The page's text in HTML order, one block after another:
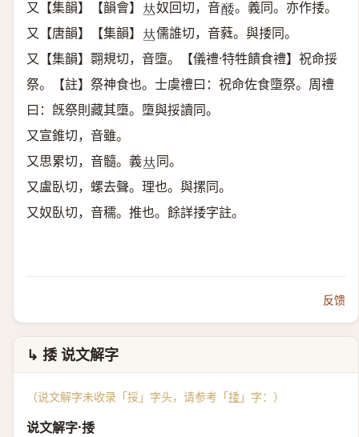
又【集韻】【韻會】 𠀤奴回切，音𨡌 。義同。亦作捼。
又【唐韻】【集韻】 𠀤儒誰切，音蕤。與捼同。
又【集韻】翾規切，音墮。【儀禮·特牲饋食禮】祝命挼
祭。【註】祭神食也。士虞禮曰：祝命佐食墮祭。周禮
曰：旣祭則藏其墮。墮與挼讀同。
又宣錐切，音雖。
又思累切，音髓。義𠀤同。
又盧臥切，螺去聲。理也。與摞同。
又奴臥切，音穤。推也。餘詳捼字註。
反馈
↳ 捼 说文解字
（说文解字未收录「挼」字头，请参考「捼 」字：）
说文解字·捼